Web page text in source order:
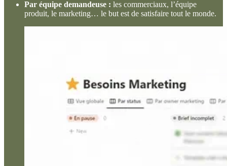
Par équipe demandeuse : les commerciaux, l’équipe
produit, le marketing… le but est de satisfaire tout le monde.